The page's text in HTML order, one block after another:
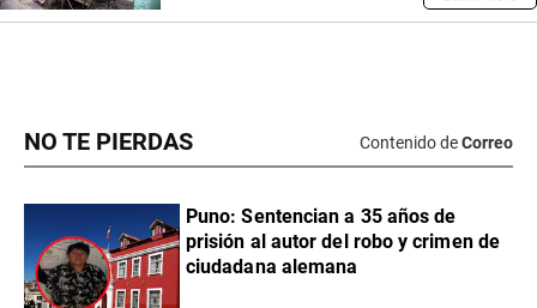
NO TE PIERDAS Contenido deCorreo
Puno: Sentencian a 35 años de
prisión al autor del robo y crimen de
ciudadana alemana